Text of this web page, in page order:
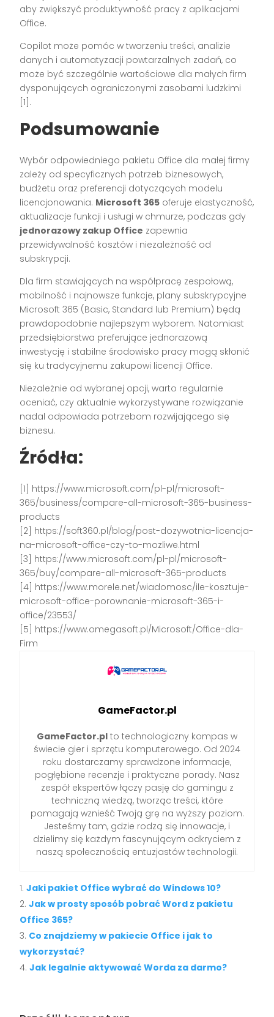
aby zwiększyć produktywność pracy z aplikacjami
Office.
Copilot może pomóc w tworzeniu treści, analizie
danych i automatyzacji powtarzalnych zadań, co
może być szczególnie wartościowe dla małych firm
dysponujących ograniczonymi zasobami ludzkimi
[1].
Podsumowanie
Wybór odpowiedniego pakietu Office dla małej firmy
zależy od specyficznych potrzeb biznesowych,
budżetu oraz preferencji dotyczących modelu
licencjonowania. Microsoft 365 oferuje elastyczność,
aktualizacje funkcji i usługi w chmurze, podczas gdy
jednorazowy zakup Office zapewnia
przewidywalność kosztów i niezależność od
subskrypcji.
Dla firm stawiających na współpracę zespołową,
mobilność i najnowsze funkcje, plany subskrypcyjne
Microsoft 365 (Basic, Standard lub Premium) będą
prawdopodobnie najlepszym wyborem. Natomiast
przedsiębiorstwa preferujące jednorazową
inwestycję i stabilne środowisko pracy mogą skłonić
się ku tradycyjnemu zakupowi licencji Office.
Niezależnie od wybranej opcji, warto regularnie
oceniać, czy aktualnie wykorzystywane rozwiązanie
nadal odpowiada potrzebom rozwijającego się
biznesu.
Źródła:
[1] https://www.microsoft.com/pl-pl/microsoft-
365/business/compare-all-microsoft-365-business-
products
[2] https://soft360.pl/blog/post-dozywotnia-licencja-
na-microsoft-office-czy-to-mozliwe.html
[3] https://www.microsoft.com/pl-pl/microsoft-
365/buy/compare-all-microsoft-365-products
[4] https://www.morele.net/wiadomosc/ile-kosztuje-
microsoft-office-porownanie-microsoft-365-i-
office/23553/
[5] https://www.omegasoft.pl/Microsoft/Office-dla-
Firm
GameFactor.pl
GameFactor.pl to technologiczny kompas w
świecie gier i sprzętu komputerowego. Od 2024
roku dostarczamy sprawdzone informacje,
pogłębione recenzje i praktyczne porady. Nasz
zespół ekspertów łączy pasję do gamingu z
techniczną wiedzą, tworząc treści, które
pomagają wznieść Twoją grę na wyższy poziom.
Jesteśmy tam, gdzie rodzą się innowacje, i
dzielimy się każdym fascynującym odkryciem z
naszą społecznością entuzjastów technologii.
Jaki pakiet Office wybrać do Windows 10?
Jak w prosty sposób pobrać Word z pakietu
Office 365?
Co znajdziemy w pakiecie Office i jak to
wykorzystać?
Jak legalnie aktywować Worda za darmo?